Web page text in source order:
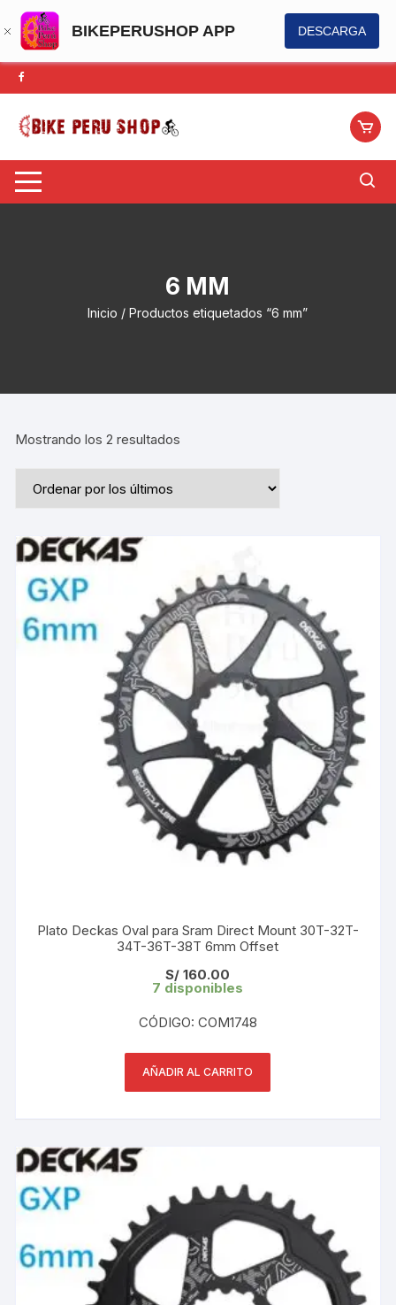
BIKEPERUSHOP APP DESCARGA
Saltar
al
contenido
6 MM
Inicio / Productos etiquetados “6 mm”
Mostrando los 2 resultados
Plato Deckas Oval para Sram Direct Mount 30T-32T-
34T-36T-38T 6mm Offset
S/ 160.00
7 disponibles
CÓDIGO: COM1748
AÑADIR AL CARRITO